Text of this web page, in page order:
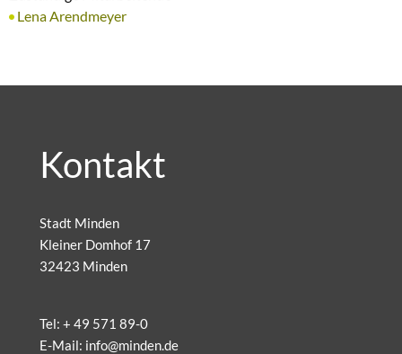
Lena Arendmeyer
Kontakt
Stadt Minden
Kleiner Domhof 17
32423 Minden
Tel: + 49 571 89-0
E-Mail: info@minden.de